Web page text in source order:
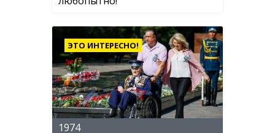
ЭТО ИНТЕРЕСНО!
1974